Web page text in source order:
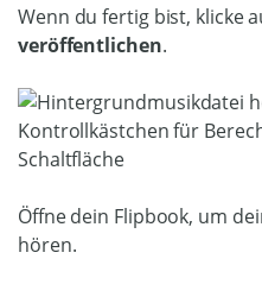
Wenn du fertig bist, klicke
veröffentlichen.
Öffne dein Flipbook, um
hören.